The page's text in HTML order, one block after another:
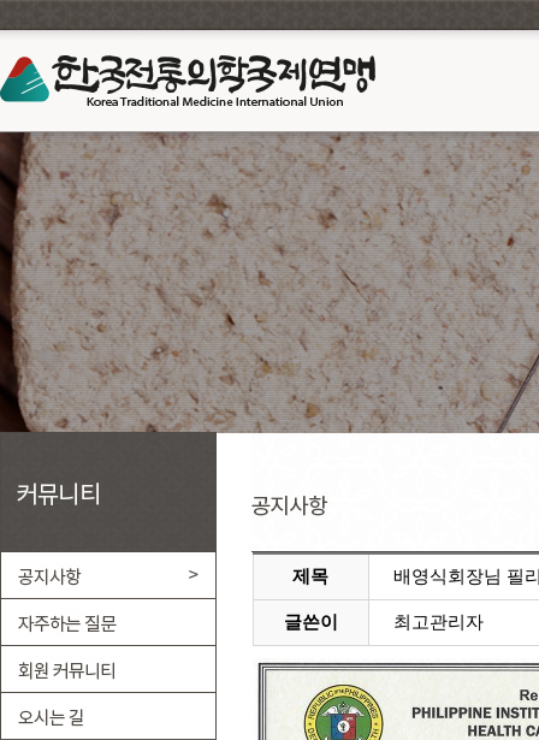
제목 배영식회장님 필
글쓴이 최고관리자